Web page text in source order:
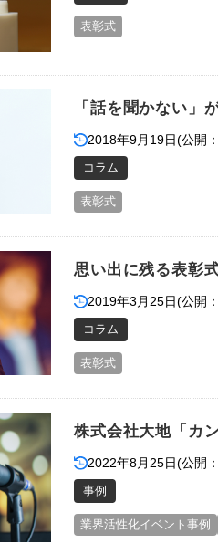
表彰式
「話を聞かない」
2018年9月19日(公開
コラム
表彰式
思い出に残る表彰
2019年3月25日(公開
コラム
表彰式
株式会社大地「カ
2022年8月25日(公開
事例
業界活性化イベント事例